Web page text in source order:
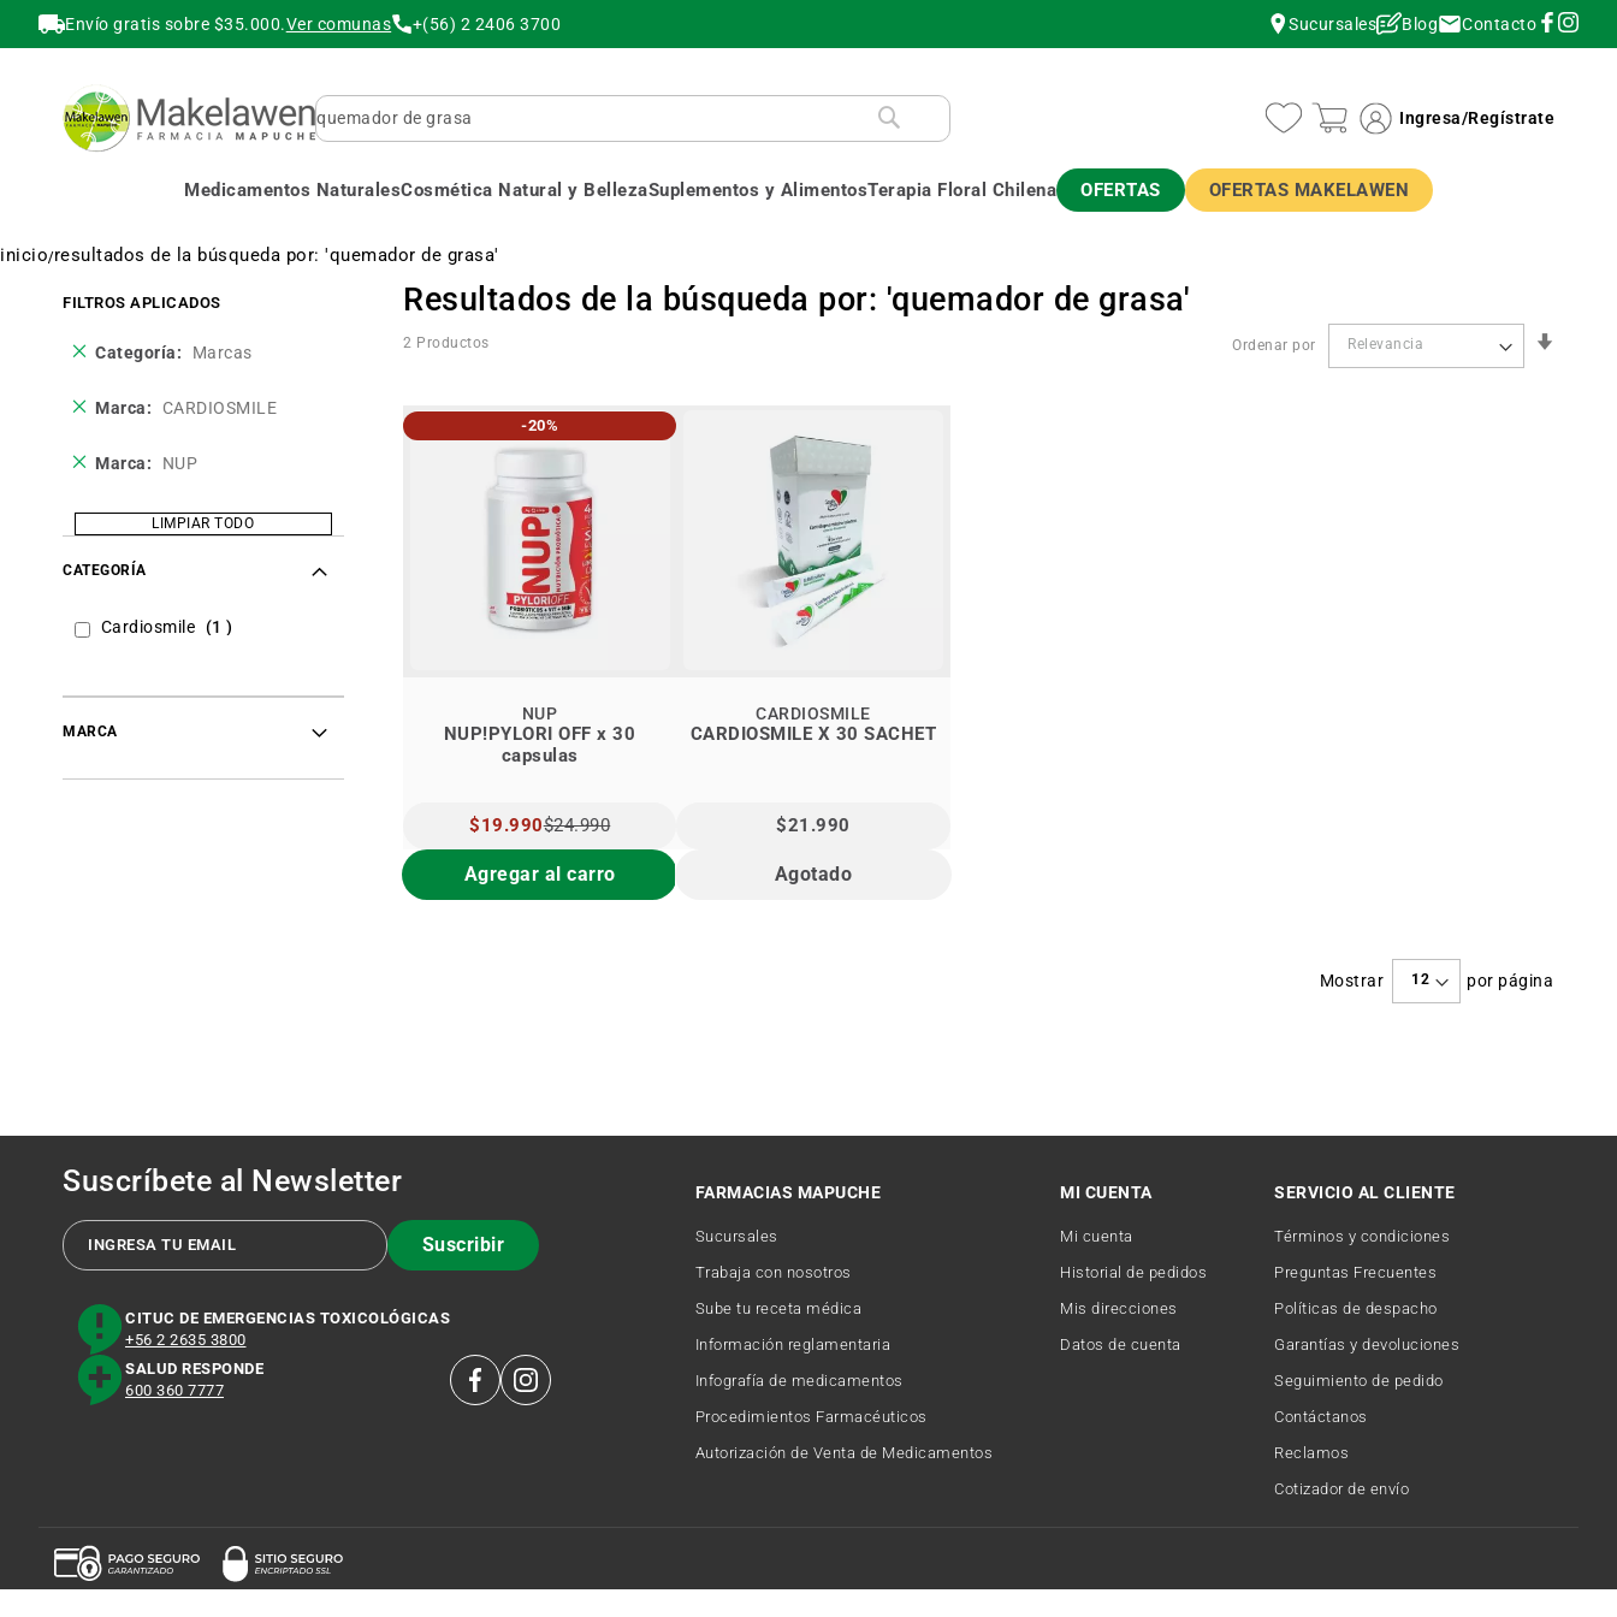
Envío gratis sobre $35.000.Ver comunas +(56) 2 2406 3700 Sucursales Blog Contacto
Buscar
Ingresa/Regístrate
Medicamentos NaturalesCosmética Natural y BellezaSuplementos y AlimentosTerapia Floral Chilena OFERTAS OFERTAS MAKELAWEN
inicio resultados de la búsqueda por: 'quemador de grasa'
Resultados de la búsqueda por: 'quemador de grasa'
2 Productos Ordenar por
-20%
NUP!PYLORI OFF x 30
capsulas
NUP
PRECIO
ESPECIAL
$19.990$24.990
Agregar al carro
CARDIOSMILE X 30 SACHET
CARDIOSMILE
$21.990
Agotado
Mostrar por página
FILTROS APLICADOS
Categoría Marcas
Eliminar
producto
Marca CARDIOSMILE
Eliminar
producto
Marca NUP
Eliminar
producto
LIMPIAR TODO
CATEGORÍA
Cardiosmile 1 item
MARCA
Suscríbete al Newsletter
Suscribir
CITUC DE EMERGENCIAS TOXICOLÓGICAS
+56 2 2635 3800
SALUD RESPONDE
600 360 7777
FARMACIAS MAPUCHE
Sucursales
Trabaja con nosotros
Sube tu receta médica
Información reglamentaria
Infografía de medicamentos
Procedimientos Farmacéuticos
Autorización de Venta de Medicamentos
MI CUENTA
Mi cuenta
Historial de pedidos
Mis direcciones
Datos de cuenta
SERVICIO AL CLIENTE
Términos y condiciones
Preguntas Frecuentes
Políticas de despacho
Garantías y devoluciones
Seguimiento de pedido
Contáctanos
Reclamos
Cotizador de envío